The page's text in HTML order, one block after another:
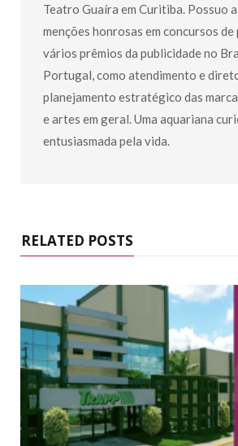
Teatro Guaíra em Curitiba. Possuo
menções honrosas em concursos de
vários prêmios da publicidade no
Portugal, como atendimento e
planejamento estratégico das
e artes em geral. Uma aquariana
entusiasmada pela vida.
RELATED POSTS